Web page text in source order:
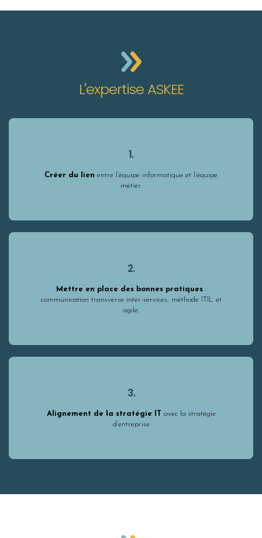
L'expertise ASKEE
1.
Créer du lien entre l’équipe informatique et l’équipe
métier.
2.
Mettre en place des bonnes pratiques:
communication transverse inter-services, méthode ITIL et
agile.
3.
Alignement de la stratégie IT
avec la stratégie
d’entreprise